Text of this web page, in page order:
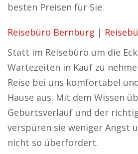
besten Preisen für Sie.
Reisebüro Bernburg |
Statt im Reisebüro um die
Wartezeiten in Kauf zu
Reise bei uns komfortabel
Hause aus. Mit dem Wissen
Geburtsverlauf und der
verspüren sie weniger Angst
nicht so überfordert.